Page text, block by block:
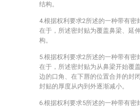
结构。
4.根据权利要求2所述的一种带有密
在于，所述密封贴为覆盖鼻梁、延
构。
5.根据权利要求2所述的一种带有密
在于，所述密封贴为从鼻梁开始覆
边的口角、在下唇的位置合并的封
封贴的厚度从内到外逐渐减小。
6.根据权利要求5所述的一种带有密